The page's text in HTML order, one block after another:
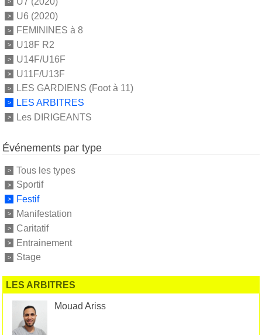
U6 (2020)
FEMININES à 8
U18F R2
U14F/U16F
U11F/U13F
LES GARDIENS (Foot à 11)
LES ARBITRES
Les DIRIGEANTS
Événements par type
Tous les types
Sportif
Festif
Manifestation
Caritatif
Entrainement
Stage
LES ARBITRES
Mouad Ariss